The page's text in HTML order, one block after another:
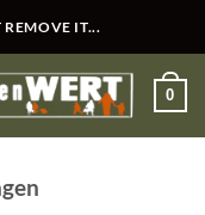
REMOVE IT...
0